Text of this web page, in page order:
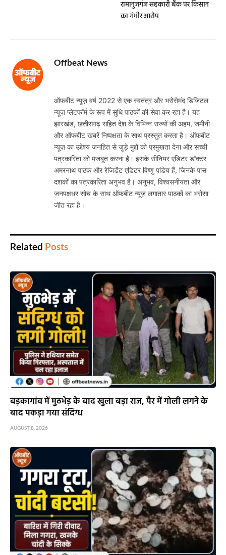
रामानुजगंज सहकारी बैंक पर किसान
का गंभीर आरोप
Offbeat News
ऑफबीट न्यूज़ वर्ष 2022 से एक स्वतंत्र और भरोसेमंद डिजिटल
न्यूज़ प्लेटफॉर्म के रूप में सुधि पाठकों की सेवा कर रहा है। यह
झारखंड, छत्तीसगढ़ सहित देश के विभिन्न राज्यों की अहम, जमीनी
और ऑफबीट खबरें निष्पक्षता के साथ प्रस्तुत करता है। ऑफबीट
न्यूज़ का उद्देश्य जनहित से जुड़े मुद्दों को प्रमुखता देना और सच्ची
पत्रकारिता को मजबूत करना है। इसके सीनियर एडिटर डॉक्टर
अमरनाथ पाठक और रेजिडेंट एडिटर विष्णु पांडेय हैं, जिनके पास
दशकों का पत्रकारिता अनुभव है। अनुभव, विश्वसनीयता और
जनपक्षधर सोच के साथ ऑफबीट न्यूज़ लगातार पाठकों का भरोसा
जीत रहा है।
Related Posts
बड़कागांव में मुठभेड़ के बाद खुला बड़ा राज, पैर में गोली लगने के
बाद पकड़ा गया संदिग्ध
AUGUST 8, 2026